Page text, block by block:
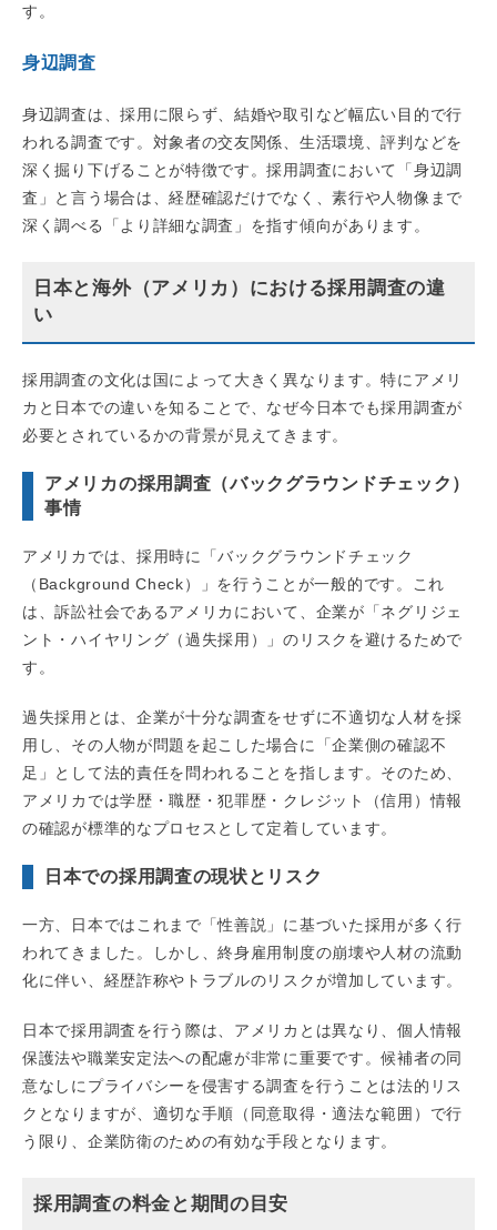
す。
身辺調査
身辺調査は、採用に限らず、結婚や取引など幅広い目的で行
われる調査です。対象者の交友関係、生活環境、評判などを
深く掘り下げることが特徴です。採用調査において「身辺調
査」と言う場合は、経歴確認だけでなく、素行や人物像まで
深く調べる「より詳細な調査」を指す傾向があります。
日本と海外（アメリカ）における採用調査の違
い
採用調査の文化は国によって大きく異なります。特にアメリ
カと日本での違いを知ることで、なぜ今日本でも採用調査が
必要とされているかの背景が見えてきます。
アメリカの採用調査（バックグラウンドチェック）
事情
アメリカでは、採用時に「バックグラウンドチェック
（Background Check）」を行うことが一般的です。これ
は、訴訟社会であるアメリカにおいて、企業が「ネグリジェ
ント・ハイヤリング（過失採用）」のリスクを避けるためで
す。
過失採用とは、企業が十分な調査をせずに不適切な人材を採
用し、その人物が問題を起こした場合に「企業側の確認不
足」として法的責任を問われることを指します。そのため、
アメリカでは学歴・職歴・犯罪歴・クレジット（信用）情報
の確認が標準的なプロセスとして定着しています。
日本での採用調査の現状とリスク
一方、日本ではこれまで「性善説」に基づいた採用が多く行
われてきました。しかし、終身雇用制度の崩壊や人材の流動
化に伴い、経歴詐称やトラブルのリスクが増加しています。
日本で採用調査を行う際は、アメリカとは異なり、個人情報
保護法や職業安定法への配慮が非常に重要です。候補者の同
意なしにプライバシーを侵害する調査を行うことは法的リス
クとなりますが、適切な手順（同意取得・適法な範囲）で行
う限り、企業防衛のための有効な手段となります。
採用調査の料金と期間の目安